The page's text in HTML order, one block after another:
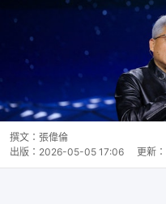
撰文： 張偉倫
出版： 2026-05-05 17:06 更新：